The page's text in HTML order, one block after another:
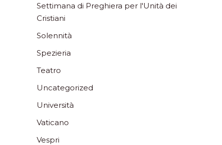
Settimana di Preghiera per l'Unità dei
Cristiani
Solennità
Spezieria
Teatro
Uncategorized
Università
Vaticano
Vespri